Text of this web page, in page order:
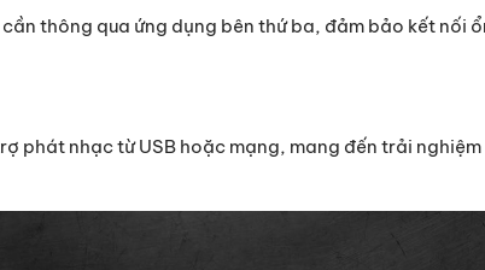
thông qua ứng dụng bên thứ ba, đảm bảo kết nối
phát nhạc từ USB hoặc mạng, mang đến trải nghiệm